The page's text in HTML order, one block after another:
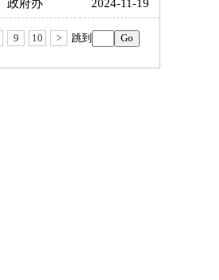
政府办 2024-11-19
9 10 > 跳到